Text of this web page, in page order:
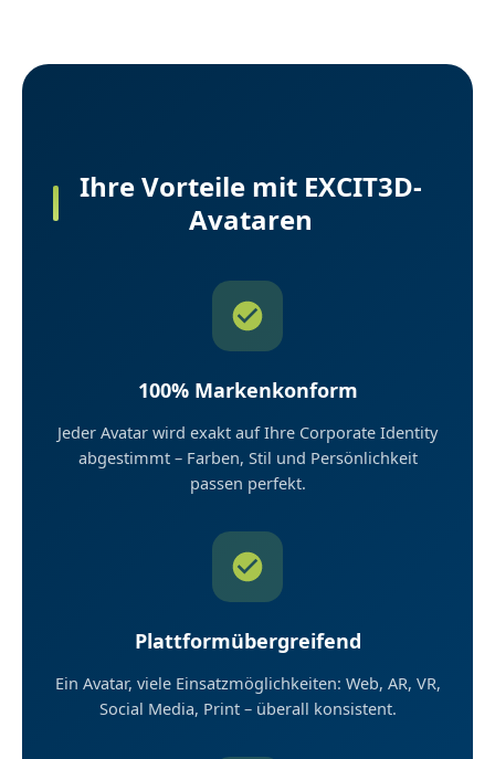
Ihre Vorteile mit EXCIT3D-
Avataren
100% Markenkonform
Jeder Avatar wird exakt auf Ihre Corporate Identity
abgestimmt – Farben, Stil und Persönlichkeit
passen perfekt.
Plattformübergreifend
Ein Avatar, viele Einsatzmöglichkeiten: Web, AR, VR,
Social Media, Print – überall konsistent.